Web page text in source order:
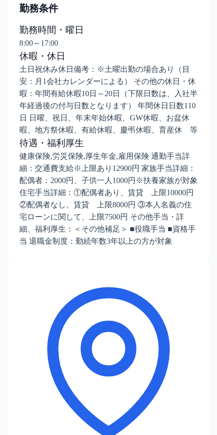
勤務条件
勤務時間・曜日
8:00～17:00
休暇・休日
土日祝休み休日備考：※土曜出勤の場合あり（目
安：月1会社カレンダーによる） その他の休日・休
暇：年間有給休暇10日～20日（下限日数は、入社半
年経過後の付与日数となります） 年間休日日数110
日 日曜、祝日、年末年始休暇、GW休暇、お盆休
暇、地方祭休暇、有給休暇、慶弔休暇、育産休 等
待遇・福利厚生
健康保険,労災保険,厚生年金,雇用保険 通勤手当詳
細：交通費支給※上限あり12900円 家族手当詳細：
配偶者：2000円、子供一人1000円※扶養家族が対象
住宅手当詳細：①配偶者あり、賃貸 上限10000円
②配偶者なし、賃貸 上限8000円 ③本人名義の住
宅ローンに関して、上限7500円 その他手当・詳
細、福利厚生：＜その他補足＞ ■役職手当 ■資格手
当 退職金制度：勤続年数3年以上の方が対象